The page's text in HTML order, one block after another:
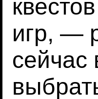
игр, —
сейчас